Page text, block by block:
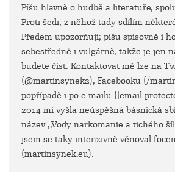
Píšu hlavně o hudbě a literatuře,
Proti šedi, z něhož tady sdílím
Předem upozorňuji; píšu spisovně i
sebestředně i vulgárně, takže je jen
budete číst. Kontaktovat mě lze na
(@martinsynek2), Facebooku (/
popřípadě i po e-mailu ([email
2014 mi vyšla neúspěšná básnická
název ,,Vody narkomanie a tichého
jsem se taky intenzivně věnoval
(martinsynek.eu).